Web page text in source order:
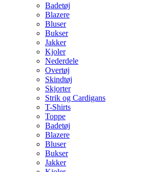
Badetøj
Blazere
Bluser
Bukser
Jakker
Kjoler
Nederdele
Overtøj
Skindtøj
Skjorter
Strik og Cardigans
T-Shirts
Toppe
Badetøj
Blazere
Bluser
Bukser
Jakker